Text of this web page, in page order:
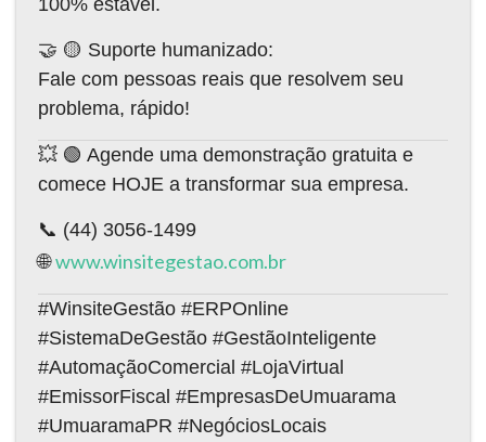
🤝 🟡 Suporte humanizado:
Fale com pessoas reais que resolvem seu
problema, rápido!
💥 🟢 Agende uma demonstração gratuita e
comece HOJE a transformar sua empresa.
📞 (44) 3056-1499
🌐www.winsitegestao.com.br
#WinsiteGestão #ERPOnline
#SistemaDeGestão #GestãoInteligente
#AutomaçãoComercial #LojaVirtual
#EmissorFiscal #EmpresasDeUmuarama
#UmuaramaPR #NegóciosLocais